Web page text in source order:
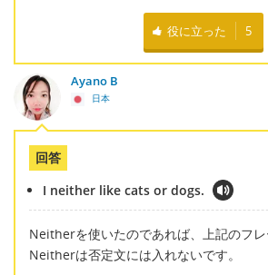
役に立った 5
Ayano B
日本
回答
I neither like cats or dogs.
Neitherを使いたのであれば、上記のフレ
Neitherは否定文には入れないです。